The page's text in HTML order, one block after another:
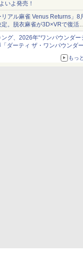
いよ発売！
リアル麻雀 Venus Returns」8
定。脱衣麻雀が3D×VRで復活
間は20%オフになるセールが
グ、2026年“ワンパウンダー
「ダーティ ザ・ワンパウンダ
リックマヨソース」を使用し
もっ